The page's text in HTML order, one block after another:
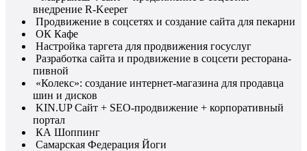
внедрение R-Keeper
Продвижение в соцсетях и создание сайта для пекарни
ОК Кафе
Настройка таргета для продвижения госуслуг
Разработка сайта и продвижение в соцсети ресторана-
пивной
«Колекс»: создание интернет-магазина для продавца
шин и дисков
KIN.UP Сайт + SEO-продвижение + корпоративный
портал
КА Шоппинг
Самарская Федерация Йоги